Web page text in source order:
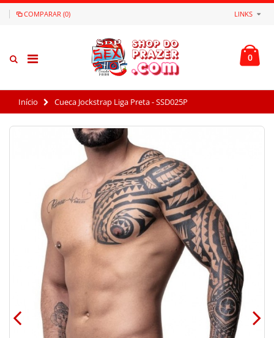
COMPARAR (0) LINKS
0
Início Cueca Jockstrap Liga Preta - SSD025P